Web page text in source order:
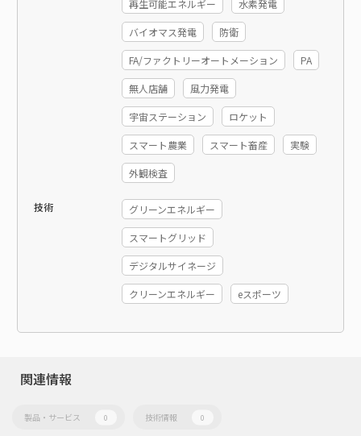
再生可能エネルギー 水素発電
バイオマス発電 防衛
FA/ファクトリーオートメーション PA
無人店舗 風力発電
宇宙ステーション ロケット
スマート農業 スマート畜産 実験
外観検査
技術 グリーンエネルギー
スマートグリッド
デジタルサイネージ
クリーンエネルギー eスポーツ
関連情報
製品・サービス 0 技術情報 0